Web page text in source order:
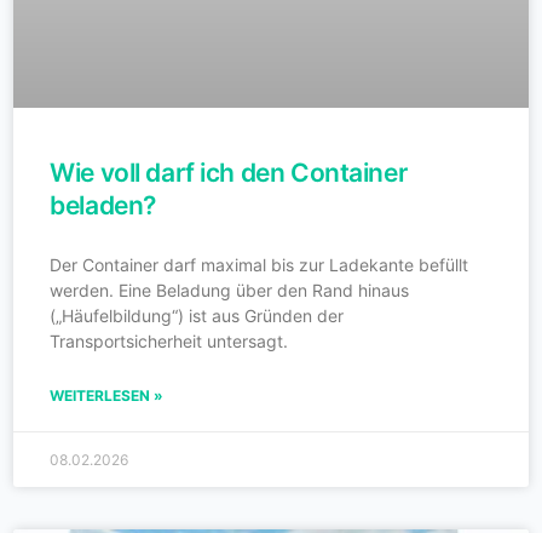
Wie voll darf ich den Container
beladen?
Der Container darf maximal bis zur Ladekante befüllt
werden. Eine Beladung über den Rand hinaus
(„Häufelbildung“) ist aus Gründen der
Transportsicherheit untersagt.
WEITERLESEN »
08.02.2026